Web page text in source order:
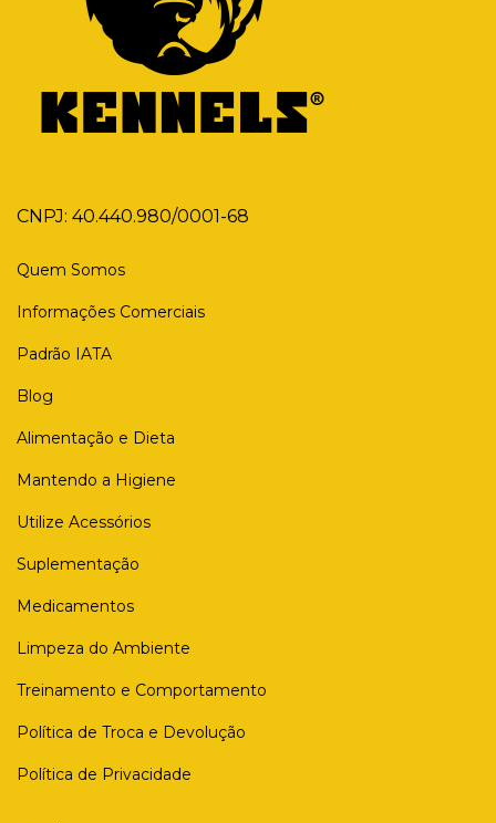
CNPJ: 40.440.980/0001-68
Quem Somos
Informações Comerciais
Padrão IATA
Blog
Alimentação e Dieta
Mantendo a Higiene
Utilize Acessórios
Suplementação
Medicamentos
Limpeza do Ambiente
Treinamento e Comportamento
Política de Troca e Devolução
Política de Privacidade